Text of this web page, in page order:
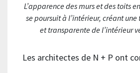
L’apparence des murs et des toits
se poursuit à l’intérieur, créant
et transparente de l’intérieur
Les architectes de N + P ont